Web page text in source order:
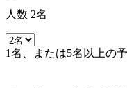
人数 2名
1名、または5名以上の